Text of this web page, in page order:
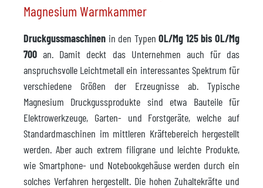
Magnesium Warmkammer
Druckgussmaschinen in den TypenOL/Mg 125 bis OL/Mg
700 an. Damit deckt das Unternehmen auch für das
anspruchsvolle Leichtmetall ein interessantes Spektrum für
verschiedene Größen der Erzeugnisse ab. Typische
Magnesium Druckgussprodukte sind etwa Bauteile für
Elektrowerkzeuge, Garten- und Forstgeräte, welche auf
Standardmaschinen im mittleren Kräftebereich hergestellt
werden. Aber auch extrem filigrane und leichte Produkte,
wie Smartphone- und Notebookgehäuse werden durch ein
solches Verfahren hergestellt. Die hohen Zuhaltekräfte und